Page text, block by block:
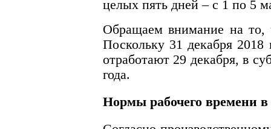
целых пять дней – с 1 по 5
Обращаем внимание на то,
Поскольку 31 декабря
отработают 29 декабря, в
года.
Нормы рабочего времени в